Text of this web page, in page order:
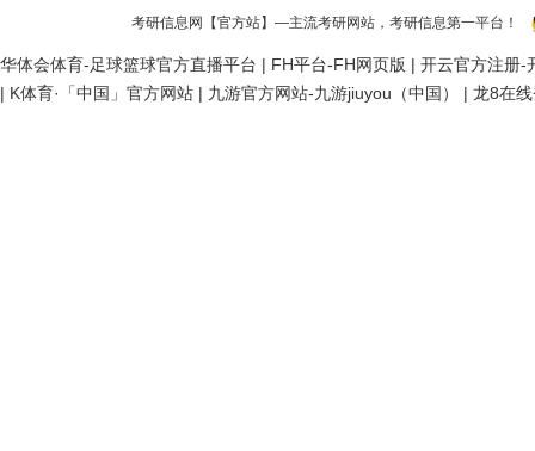
考研信息网 【官方站】—主流考研网站，考研信息第一平台！
华体会体育-足球篮球官方直播平台 | FH平台-FH网页版 | 开云官方注册-
| K体育·「中国」官方网站 | 九游官方网站-九游jiuyou（中国） | 龙8在